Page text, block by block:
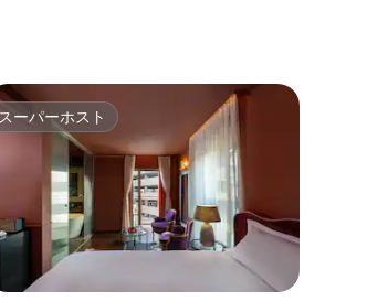
ーパーホスト
スーパーホスト